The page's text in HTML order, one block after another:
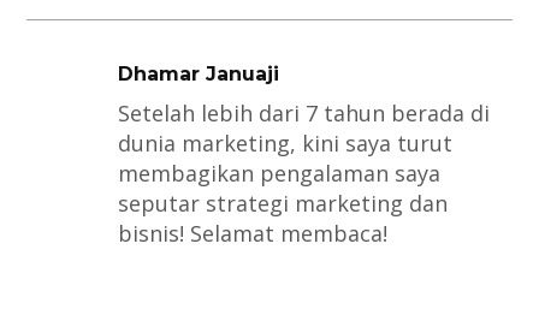
Dhamar Januaji
Setelah lebih dari 7 tahun berada di
dunia marketing, kini saya turut
membagikan pengalaman saya
seputar strategi marketing dan
bisnis! Selamat membaca!